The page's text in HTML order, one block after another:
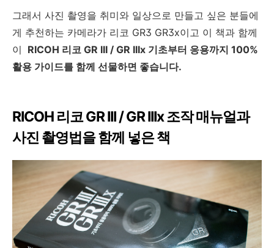
그래서 사진 촬영을 취미와 일상으로 만들고 싶은 분들에
게 추천하는 카메라가 리코 GR3 GR3x이고 이 책과 함께
이 RICOH 리코 GR III / GR IIIx 기초부터 응용까지 100%
활용 가이드를 함께 선물하면 좋습니다.
RICOH 리코 GR III / GR IIIx 조작 매뉴얼과
사진 촬영법을 함께 넣은 책